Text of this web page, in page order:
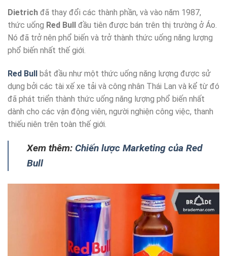
Dietrich đã thay đổi các thành phần, và vào năm 1987,
thức uống Red Bull đầu tiên được bán trên thị trường ở Áo.
Nó đã trở nên phổ biến và trở thành thức uống năng lượng
phổ biến nhất thế giới.
Red Bull bắt đầu như một thức uống năng lượng được sử
dụng bởi các tài xế xe tải và công nhân Thái Lan và kể từ đó
đã phát triển thành thức uống năng lượng phổ biến nhất
dành cho các vận động viên, người nghiện công việc, thanh
thiếu niên trên toàn thế giới.
Xem thêm: Chiến lược Marketing của Red
Bull